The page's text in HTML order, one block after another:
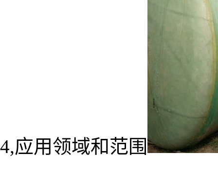
4,应用领域和范围